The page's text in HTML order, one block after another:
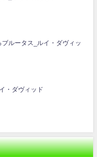
ルータス_ルイ・ダヴィッ
・ダヴィッド